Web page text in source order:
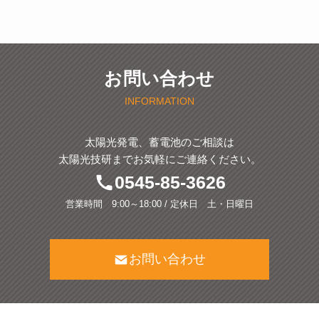
お問い合わせ
INFORMATION
太陽光発電、蓄電池のご相談は
太陽光技研までお気軽にご連絡ください。
0545-85-3626
営業時間 9:00～18:00 / 定休日 土・日曜日
お問い合わせ